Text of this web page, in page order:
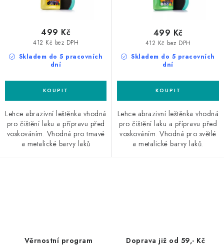
Skladem do 5 pracovních
dní
412 Kč bez DPH
499 Kč
Lehce abrazivní leštěnka vhodná
pro čištění laku a přípravu před
voskováním. Vhodná pro tmavé
a metalické barvy laků
Skladem do 5 pracovních
dní
412 Kč bez DPH
499 Kč
Lehce abrazivní leštěnka vhodná
pro čištění laku a přípravu před
voskováním. Vhodná pro světlé
a metalické barvy laků.
Věrnostní program Doprava již od 59,- Kč